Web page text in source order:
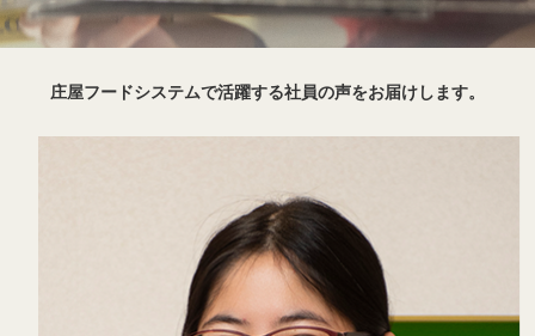
庄屋フードシステムで活躍する社員の声をお届けします。